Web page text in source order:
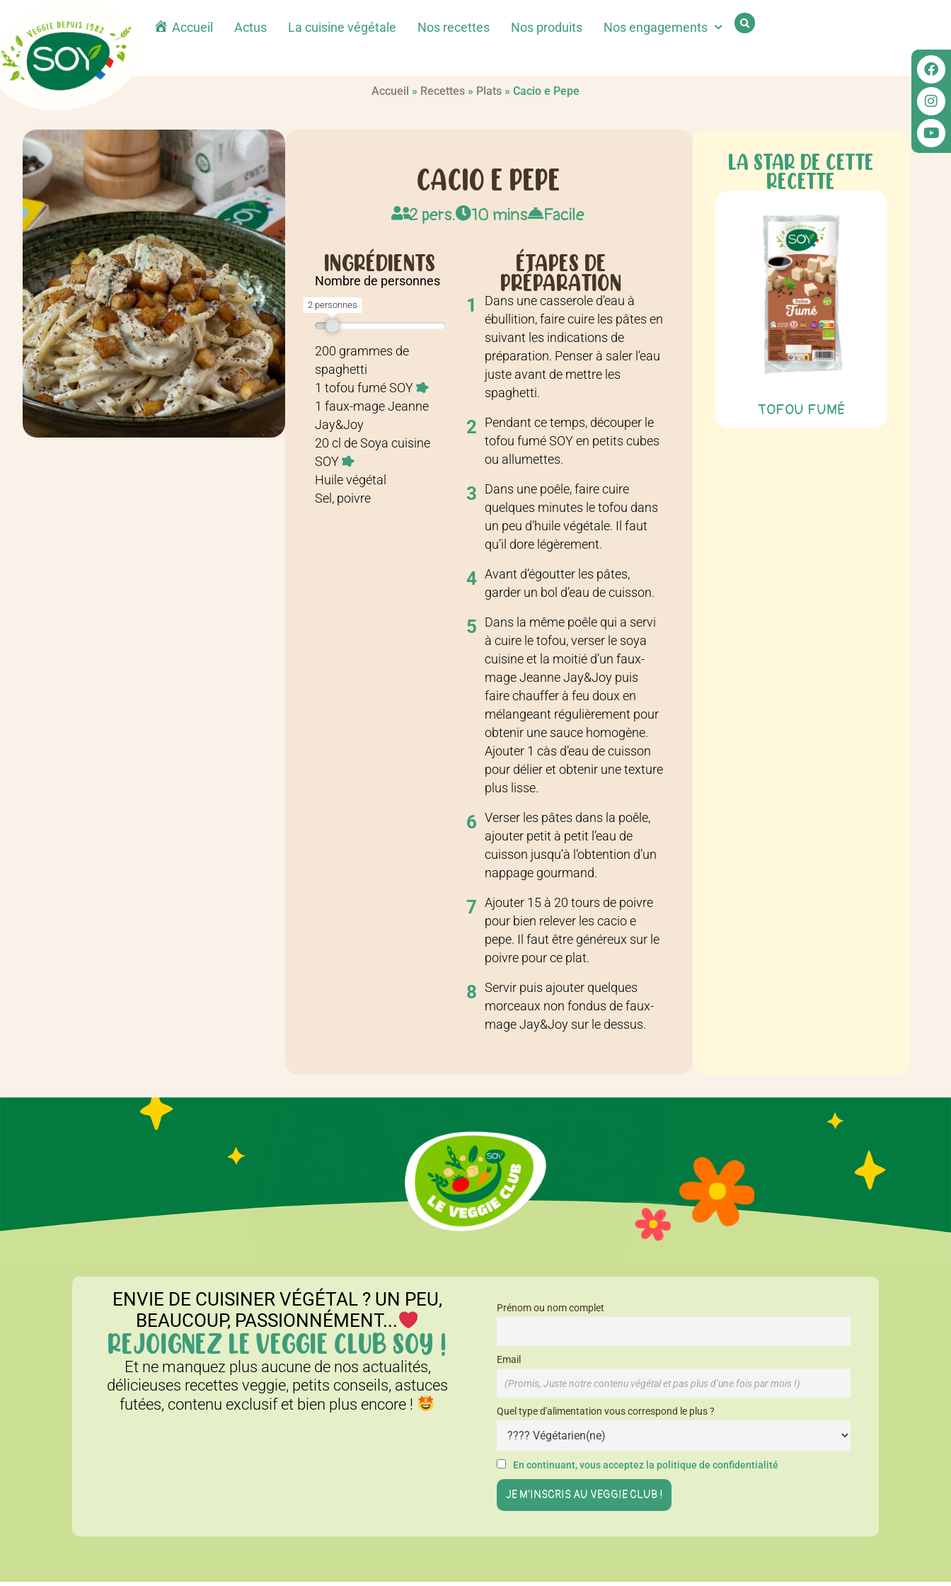
Accueil Actus La cuisine végétale Nos recettes Nos produits Nos engagements
Accueil » Recettes » Plats » Cacio e Pepe
CACIO E PEPE
2 pers. 10 mins Facile
INGRÉDIENTS
Nombre de personnes
2 personnes
Recette pour 2 personnes
200 grammes de
spaghetti
1 tofou fumé SOY
1 faux-mage Jeanne
Jay&Joy
20 cl de Soya cuisine
SOY
Huile végétal
Sel, poivre
ÉTAPES DE
PRÉPARATION
1
Dans une casserole d’eau à
ébullition, faire cuire les pâtes en
suivant les indications de
préparation. Penser à saler l’eau
juste avant de mettre les
spaghetti.
2
Pendant ce temps, découper le
tofou fumé SOY en petits cubes
ou allumettes.
3
Dans une poêle, faire cuire
quelques minutes le tofou dans
un peu d’huile végétale. Il faut
qu’il dore légèrement.
4 Avant d’égoutter les pâtes,
garder un bol d’eau de cuisson.
5
Dans la même poêle qui a servi
à cuire le tofou, verser le soya
cuisine et la moitié d’un faux-
mage Jeanne Jay&Joy puis
faire chauffer à feu doux en
mélangeant régulièrement pour
obtenir une sauce homogène.
Ajouter 1 càs d’eau de cuisson
pour délier et obtenir une texture
plus lisse.
6
Verser les pâtes dans la poêle,
ajouter petit à petit l’eau de
cuisson jusqu’à l’obtention d’un
nappage gourmand.
7
Ajouter 15 à 20 tours de poivre
pour bien relever les cacio e
pepe. Il faut être généreux sur le
poivre pour ce plat.
8
Servir puis ajouter quelques
morceaux non fondus de faux-
mage Jay&Joy sur le dessus.
LA STAR DE CETTE
RECETTE
TOFOU FUMÉ
ENVIE DE CUISINER VÉGÉTAL ? UN PEU,
BEAUCOUP, PASSIONNÉMENT...
REJOIGNEZ LE VEGGIE CLUB SOY !
Et ne manquez plus aucune de nos actualités,
délicieuses recettes veggie, petits conseils, astuces
futées, contenu exclusif et bien plus encore !
Prénom ou nom complet
Email
Quel type d'alimentation vous correspond le plus ?
En continuant, vous acceptez la politique de confidentialité